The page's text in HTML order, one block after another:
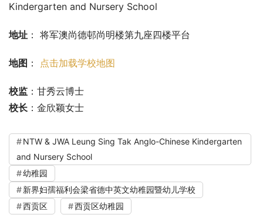
Kindergarten and Nursery School
地址 ： 将军澳尚德邨尚明楼第九座四楼平台
地图 ： 点击加载学校地图
校监 ：甘秀云博士
校长 ：金欣颖女士
NTW & JWA Leung Sing Tak Anglo-Chinese Kindergarten
and Nursery School
幼稚园
新界妇孺福利会梁省德中英文幼稚园暨幼儿学校
西贡区
西贡区幼稚园